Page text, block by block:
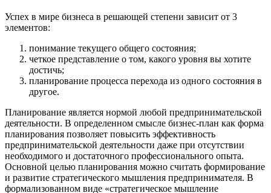
Успех в мире бизнеса в решающей степени зависит от 3
элементов:
понимание текущего общего состояния;
четкое представление о том, какого уровня вы хотите
достичь;
планирование процесса перехода из одного состояния в
другое.
Планирование является нормой любой предпринимательской
деятельности. В определенном смысле бизнес-план как форма
планирования позволяет повысить эффективность
предпринимательской деятельности даже при отсутствии
необходимого и достаточного профессионального опыта.
Основной целью планирования можно считать формирование
и развитие стратегического мышления предпринимателя. В
формализованном виде «стратегическое мышление